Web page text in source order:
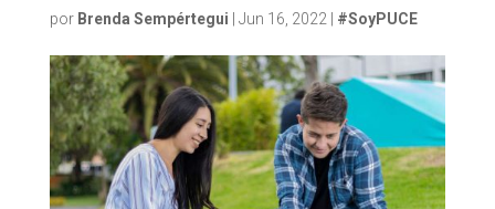
por Brenda Sempértegui Jun 16, 2022| #SoyPUCE